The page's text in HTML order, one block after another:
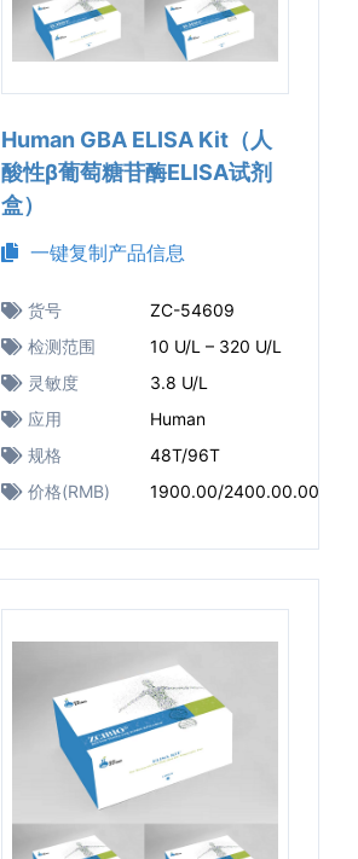
Human GBA ELISA Kit（人
酸性β葡萄糖苷酶ELISA试剂
盒）
一键复制产品信息
货号
ZC-54609
检测范围
10 U/L – 320 U/L
灵敏度
3.8 U/L
应用
Human
规格
48T/96T
价格(RMB)
1900.00/2400.00.00